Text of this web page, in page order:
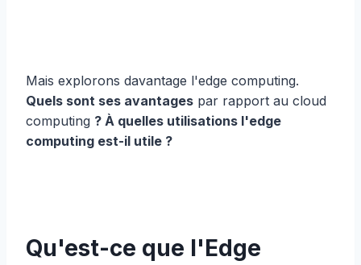
Mais explorons davantage l'edge computing.
Quels sont ses avantages par rapport au cloud
computing ? À quelles utilisations l'edge
computing est-il utile ?
Qu'est-ce que l'Edge